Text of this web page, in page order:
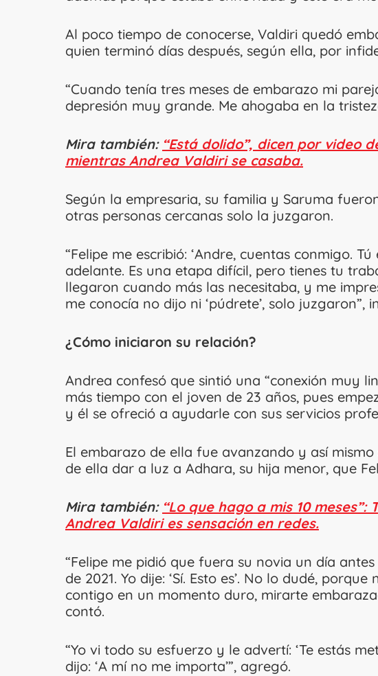
Al poco tiempo de conocerse, Valdiri quedó
quien terminó días después, según ella, por
“Cuando tenía tres meses de embarazo mi
depresión muy grande. Me ahogaba en la
Mira también: “Está dolido”, dicen por video
mientras Andrea Valdiri se casaba.
Según la empresaria, su familia y Saruma
otras personas cercanas solo la juzgaron.
“Felipe me escribió: ‘Andre, cuentas conmigo.
adelante. Es una etapa difícil, pero tienes tu
llegaron cuando más las necesitaba, y me
me conocía no dijo ni ‘púdrete’, solo juzgaron”,
¿Cómo iniciaron su relación?
Andrea confesó que sintió una “conexión muy
más tiempo con el joven de 23 años, pues
y él se ofreció a ayudarle con sus servicios
El embarazo de ella fue avanzando y así
de ella dar a luz a Adhara, su hija menor, que
Mira también: “Lo que hago a mis 10
Andrea Valdiri es sensación en redes.
“Felipe me pidió que fuera su novia un día
de 2021. Yo dije: ‘Sí. Esto es’. No lo dudé,
contigo en un momento duro, mirarte
contó.
“Yo vi todo su esfuerzo y le advertí: ‘Te estás
dijo: ‘A mí no me importa’”, agregó.